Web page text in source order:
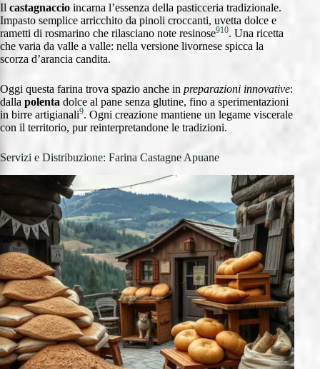
Il castagnaccio incarna l’essenza della pasticceria tradizionale.
Impasto semplice arricchito da pinoli croccanti, uvetta dolce e
rametti di rosmarino che rilasciano note resinose910. Una ricetta
che varia da valle a valle: nella versione livornese spicca la
scorza d’arancia candita.
Oggi questa farina trova spazio anche in preparazioni innovative:
dalla polenta dolce al pane senza glutine, fino a sperimentazioni
in birre artigianali9. Ogni creazione mantiene un legame viscerale
con il territorio, pur reinterpretandone le tradizioni.
Servizi e Distribuzione: Farina Castagne Apuane